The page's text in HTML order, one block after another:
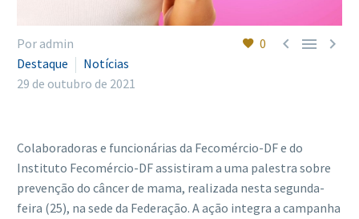
0   
Por admin
Destaque
Notícias
29 de outubro de 2021
Colaboradoras e funcionárias da Fecomércio-DF e do
Instituto Fecomércio-DF assistiram a uma palestra sobre
prevenção do câncer de mama, realizada nesta segunda-
feira (25), na sede da Federação. A ação integra a campanha